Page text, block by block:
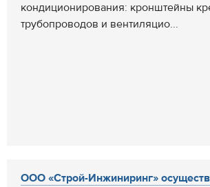
кондиционирования: кронштейны
трубопроводов и вентиляцио...
ООО «Строй-Инжиниринг»